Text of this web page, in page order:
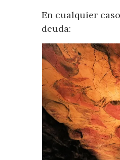
En cualquier
deuda: